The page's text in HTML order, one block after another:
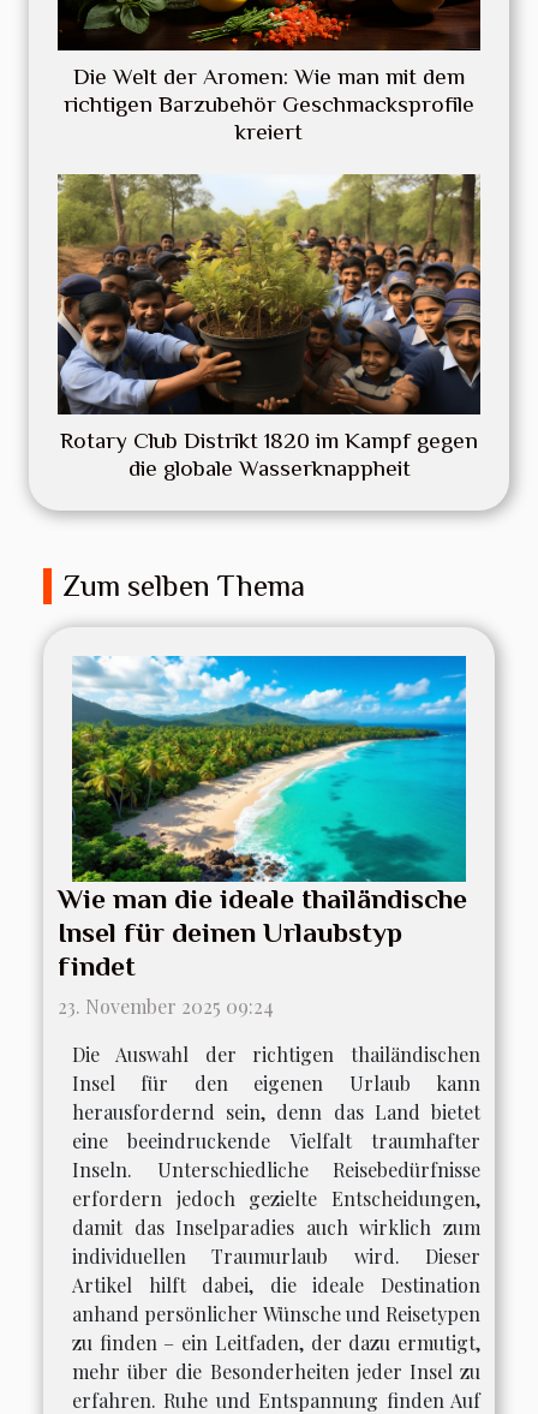
Die Welt der Aromen: Wie man mit dem
richtigen Barzubehör Geschmacksprofile
kreiert
Rotary Club Distrikt 1820 im Kampf gegen
die globale Wasserknappheit
Zum selben Thema
Wie man die ideale thailändische
Insel für deinen Urlaubstyp
findet
23. November 2025 09:24
Die Auswahl der richtigen thailändischen
Insel für den eigenen Urlaub kann
herausfordernd sein, denn das Land bietet
eine beeindruckende Vielfalt traumhafter
Inseln. Unterschiedliche Reisebedürfnisse
erfordern jedoch gezielte Entscheidungen,
damit das Inselparadies auch wirklich zum
individuellen Traumurlaub wird. Dieser
Artikel hilft dabei, die ideale Destination
anhand persönlicher Wünsche und Reisetypen
zu finden – ein Leitfaden, der dazu ermutigt,
mehr über die Besonderheiten jeder Insel zu
erfahren. Ruhe und Entspannung finden Auf